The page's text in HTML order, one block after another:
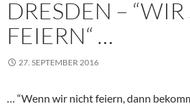
DRESDEN – “WIR
FEIERN“ …
27. SEPTEMBER 2016
… “Wenn wir nicht feiern, dann